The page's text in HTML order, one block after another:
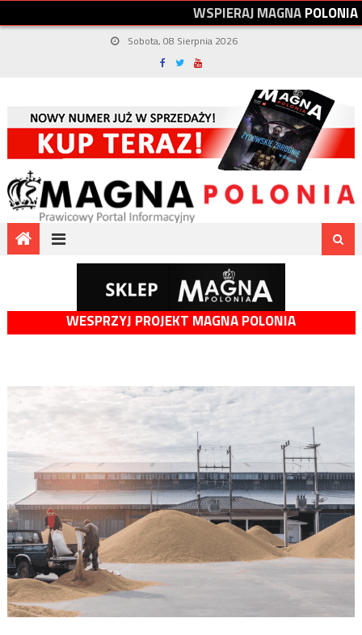
WSPIERAJMAGNAPOLONIA
Sobota, 08 Sierpnia 2026
WESPRZYJ PROJEKT MAGNA POLONIA